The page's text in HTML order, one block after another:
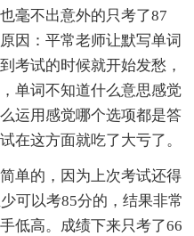
毫不出意外的只考了87
因：平常老师让默写单词
考试的时候就开始发愁，
单词不知道什么意思感觉
运用感觉哪个选项都是答
在这方面就吃了大亏了。
单的，因为上次考试还得
可以考85分的，结果非常
低高。成绩下来只考了66